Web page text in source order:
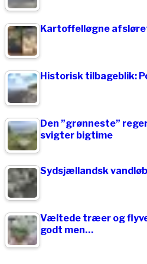
Kartoffelløgne
Historisk tilbageblik:
Den ”grønneste”
svigter bigtime
Sydsjællandsk
Væltede træer og
godt men…